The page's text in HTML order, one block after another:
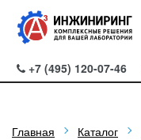
+7 (495) 120-07-46
Главная Каталог